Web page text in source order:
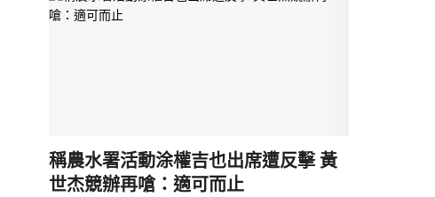
稱農水署活動涂權吉也出席遭反擊 黃
世杰競辦再嗆：適可而止